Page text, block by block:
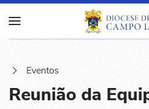
Eventos
Reunião da